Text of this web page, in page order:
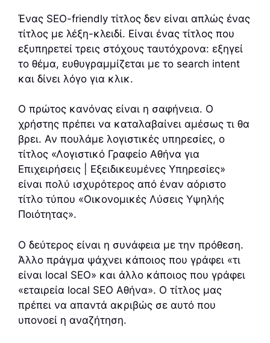
Ένας SEO-friendly τίτλος δεν είναι απλώς ένας
τίτλος με λέξη-κλειδί. Είναι ένας τίτλος που
εξυπηρετεί τρεις στόχους ταυτόχρονα: εξηγεί
το θέμα, ευθυγραμμίζεται με το search intent
και δίνει λόγο για κλικ.
Ο πρώτος κανόνας είναι η σαφήνεια. Ο
χρήστης πρέπει να καταλαβαίνει αμέσως τι θα
βρει. Αν πουλάμε λογιστικές υπηρεσίες, ο
τίτλος «Λογιστικό Γραφείο Αθήνα για
Επιχειρήσεις | Εξειδικευμένες Υπηρεσίες»
είναι πολύ ισχυρότερος από έναν αόριστο
τίτλο τύπου «Οικονομικές Λύσεις Υψηλής
Ποιότητας».
Ο δεύτερος είναι η συνάφεια με την πρόθεση.
Άλλο πράγμα ψάχνει κάποιος που γράφει «τι
είναι local SEO» και άλλο κάποιος που γράφει
«εταιρεία local SEO Αθήνα». Ο τίτλος μας
πρέπει να απαντά ακριβώς σε αυτό που
υπονοεί η αναζήτηση.